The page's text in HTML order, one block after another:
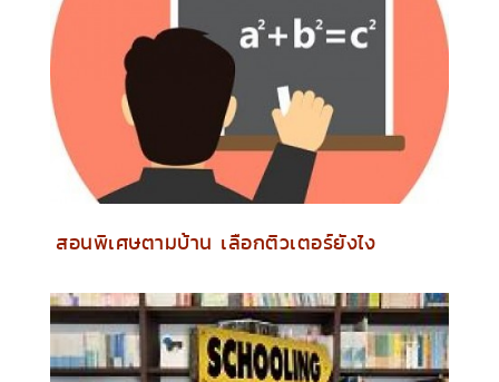
สอนพิเศษตามบ้าน เลือกติวเตอร์ยังไง